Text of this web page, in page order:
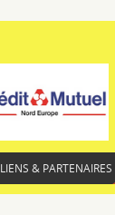
LIENS & PARTENAIRES